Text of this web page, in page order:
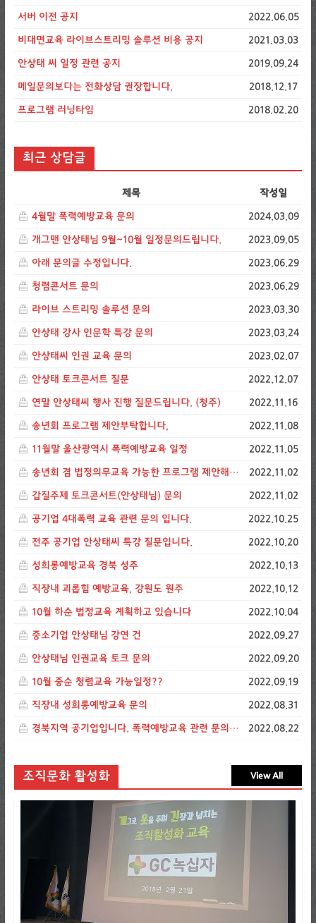
서버 이전 공지 2022.06.05
비대면교육 라이브스트리밍 솔루션 비용 공지 2021.03.03
안상태 씨 일정 관련 공지 2019.09.24
메일문의보다는 전화상담 권장합니다. 2018.12.17
프로그램 러닝타임 2018.02.20
최근 상담글
제목 작성일
4월말 폭력예방교육 문의 2024.03.09
개그맨 안상태님 9월~10월 일정문의드립니다. 2023.09.05
아래 문의글 수정입니다. 2023.06.29
청렴콘서트 문의 2023.06.29
라이브 스트리밍 솔루션 문의 2023.03.30
안상태 강사 인문학 특강 문의 2023.03.24
안상태씨 인권 교육 문의 2023.02.07
안상태 토크콘서트 질문 2022.12.07
연말 안상태씨 행사 진행 질문드립니다. (청주) 2022.11.16
송년회 프로그램 제안부탁합니다, 2022.11.08
11월말 울산광역시 폭력예방교육 일정 2022.11.05
송년회 겸 법정의무교육 가능한 프로그램 제안해주세요 2022.11.02
갑질주제 토크콘서트(안상태님) 문의 2022.11.02
공기업 4대폭력 교육 관련 문의 입니다. 2022.10.25
전주 공기업 안상태씨 특강 질문입니다. 2022.10.20
성희롱예방교육 경북 성주 2022.10.13
직장내 괴롭힘 예방교육, 강원도 원주 2022.10.12
10월 하순 법정교육 계획하고 있습니다 2022.10.04
중소기업 안상태님 강연 건 2022.09.27
안상태님 인권교육 토크 문의 2022.09.20
10월 중순 청렴교육 가능일정?? 2022.09.19
직장내 성희롱예방교육 문의 2022.08.31
경북지역 공기업입니다. 폭력예방교육 관련 문의드립니다. 2022.08.22
조직문화 활성화 View All